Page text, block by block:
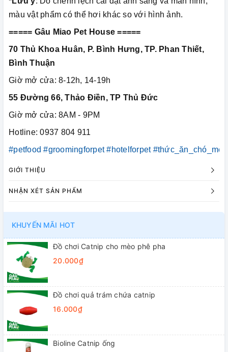
màu vật phẩm có thể hơi khác so với hình ảnh.
===== Gâu Miao Pet House =====
70 Thủ Khoa Huân, P. Bình Hưng, TP. Phan Thiết,
Bình Thuận
Giờ mở cửa: 8-12h, 14-19h
55 Đường 66, Thảo Điền, TP Thủ Đức
Giờ mở cửa: 8AM - 9PM
Hotline: 0937 804 911
#petfood #groomingforpet #hotelforpet #thức_ăn_chó_mèo
GIỚI THIỆU
NHẬN XÉT SẢN PHẨM
KHUYẾN MÃI HOT
Đồ chơi Catnip cho mèo phê pha
20.000₫
Đồ chơi quả trám chứa catnip
16.000₫
Bioline Catnip ống